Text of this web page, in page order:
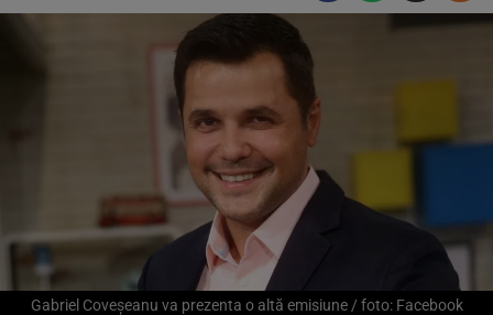
Gabriel Coveșeanu va prezenta o altă emisiune / foto: Facebook